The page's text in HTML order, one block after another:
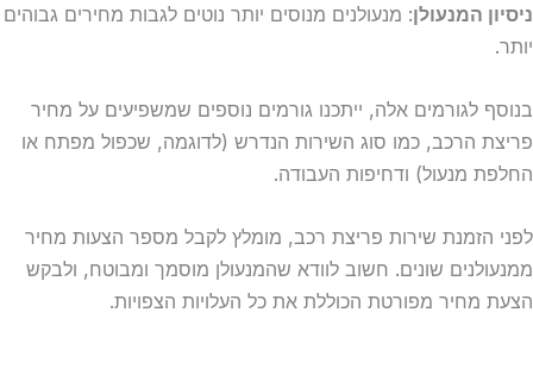
ניסיון המנעולן: מנעולנים מנוסים יותר נוטים לגבות מחירים גבוהים
יותר.
בנוסף לגורמים אלה, ייתכנו גורמים נוספים שמשפיעים על מחיר
פריצת הרכב, כמו סוג השירות הנדרש (לדוגמה, שכפול מפתח או
החלפת מנעול) ודחיפות העבודה.
לפני הזמנת שירות פריצת רכב, מומלץ לקבל מספר הצעות מחיר
ממנעולנים שונים. חשוב לוודא שהמנעולן מוסמך ומבוטח, ולבקש
הצעת מחיר מפורטת הכוללת את כל העלויות הצפויות.